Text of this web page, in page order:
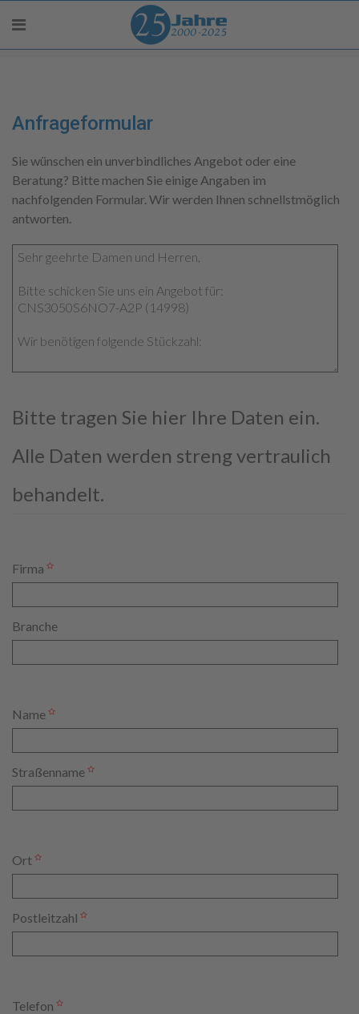
Anfrageformular
Sie wünschen ein unverbindliches Angebot oder eine
Beratung? Bitte machen Sie einige Angaben im
nachfolgenden Formular. Wir werden Ihnen schnellstmöglich
antworten.
Bitte tragen Sie hier Ihre Daten ein.
Alle Daten werden streng vertraulich
behandelt.
Firma
Branche
Name
Straßenname
Ort
Postleitzahl
Telefon